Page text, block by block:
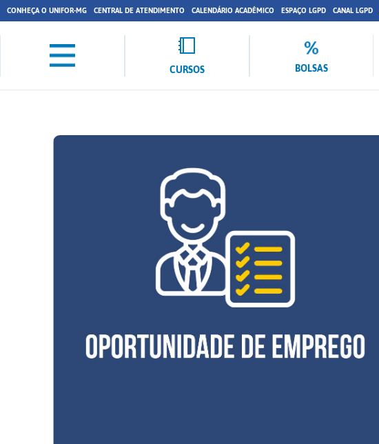
CONHEÇA O UNIFOR-MG CENTRAL DE ATENDIMENTO CALENDÁRIO ACADÊMICO ESPAÇO LGPD CANAL LGPD
CURSOS BOLSAS